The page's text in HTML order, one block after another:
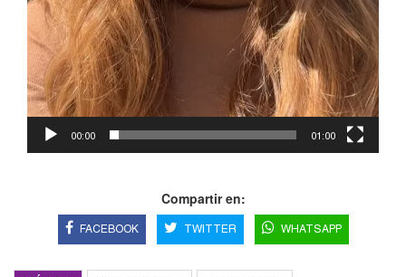
00:00 01:00
Compartir en:
FACEBOOK TWITTER WHATSAPP